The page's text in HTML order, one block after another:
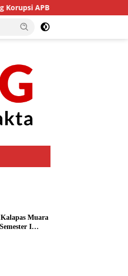
APB Pekon Tanggamus Pekan
Muara
I